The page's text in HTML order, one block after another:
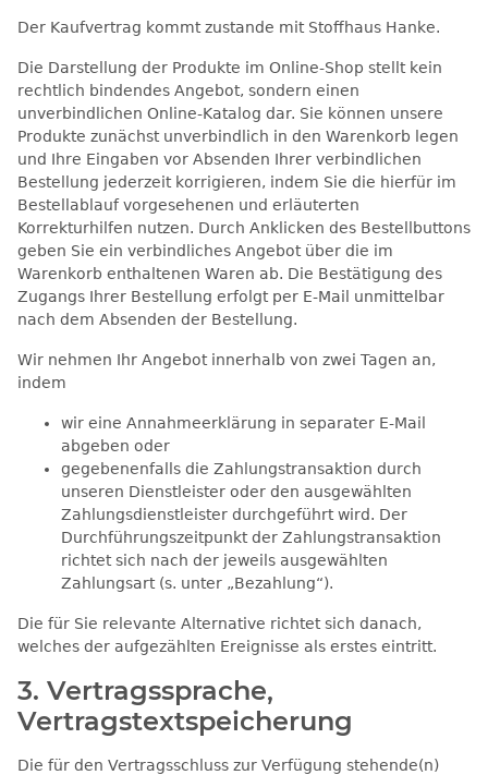
Der Kaufvertrag kommt zustande mit Stoffhaus Hanke.
Die Darstellung der Produkte im Online-Shop stellt kein
rechtlich bindendes Angebot, sondern einen
unverbindlichen Online-Katalog dar. Sie können unsere
Produkte zunächst unverbindlich in den Warenkorb legen
und Ihre Eingaben vor Absenden Ihrer verbindlichen
Bestellung jederzeit korrigieren, indem Sie die hierfür im
Bestellablauf vorgesehenen und erläuterten
Korrekturhilfen nutzen. Durch Anklicken des Bestellbuttons
geben Sie ein verbindliches Angebot über die im
Warenkorb enthaltenen Waren ab. Die Bestätigung des
Zugangs Ihrer Bestellung erfolgt per E-Mail unmittelbar
nach dem Absenden der Bestellung.
Wir nehmen Ihr Angebot innerhalb von zwei Tagen an,
indem
wir eine Annahmeerklärung in separater E-Mail
abgeben oder
gegebenenfalls die Zahlungstransaktion durch
unseren Dienstleister oder den ausgewählten
Zahlungsdienstleister durchgeführt wird. Der
Durchführungszeitpunkt der Zahlungstransaktion
richtet sich nach der jeweils ausgewählten
Zahlungsart (s. unter „Bezahlung“).
Die für Sie relevante Alternative richtet sich danach,
welches der aufgezählten Ereignisse als erstes eintritt.
3. Vertragssprache,
Vertragstextspeicherung
Die für den Vertragsschluss zur Verfügung stehende(n)